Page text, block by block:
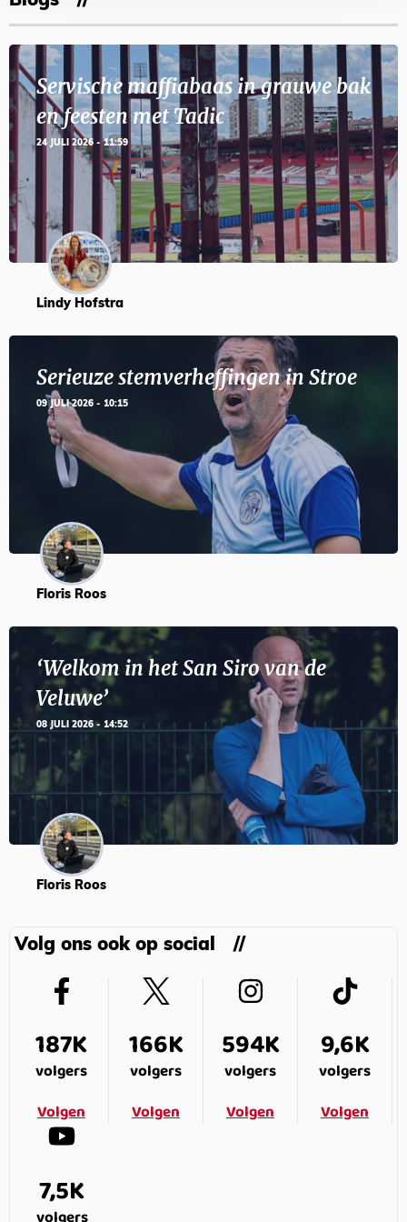
Servische maffiabaas in grauwe bak
en feesten met Tadic
24 JULI 2026 - 11:59
Lindy Hofstra
Serieuze stemverheffingen in Stroe
09 JULI 2026 - 10:15
Floris Roos
‘Welkom in het San Siro van de
Veluwe’
08 JULI 2026 - 14:52
Floris Roos
Volg ons ook op social
187K
volgers
Volgen
166K
volgers
Volgen
594K
volgers
Volgen
9,6K
volgers
Volgen
7,5K